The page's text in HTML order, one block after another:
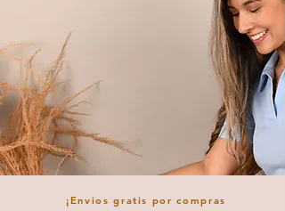
A tu ritmo
Comprar
¡Envios gratis por compras